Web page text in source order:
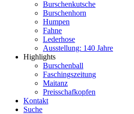
Burschenkutsche
Burschenhorn
Humpen
Fahne
Lederhose
Ausstellung: 140 Jahre
Highlights
Burschenball
Faschingszeitung
Maitanz
Preisschafkopfen
Kontakt
Suche